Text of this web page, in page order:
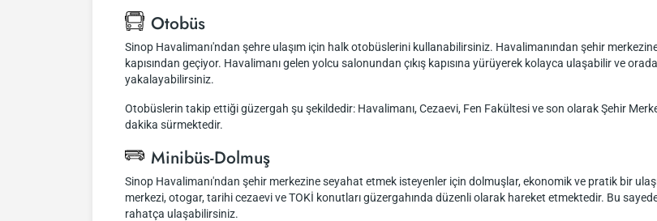
Otobüs
Sinop Havalimanı'ndan şehre ulaşım için halk otobüslerini kullanabilirsiniz. Havalimanından şehir
kapısından geçiyor. Havalimanı gelen yolcu salonundan çıkış kapısına yürüyerek kolayca ulaşabilir ve
yakalayabilirsiniz.
Otobüslerin takip ettiği güzergah şu şekildedir: Havalimanı, Cezaevi, Fen Fakültesi ve son olarak Şehir
dakika sürmektedir.
Minibüs-Dolmuş
Sinop Havalimanı'ndan şehir merkezine seyahat etmek isteyenler için dolmuşlar, ekonomik ve pratik bir
merkezi, otogar, tarihi cezaevi ve TOKİ konutları güzergahında düzenli olarak hareket etmektedir. Bu
rahatça ulaşabilirsiniz.